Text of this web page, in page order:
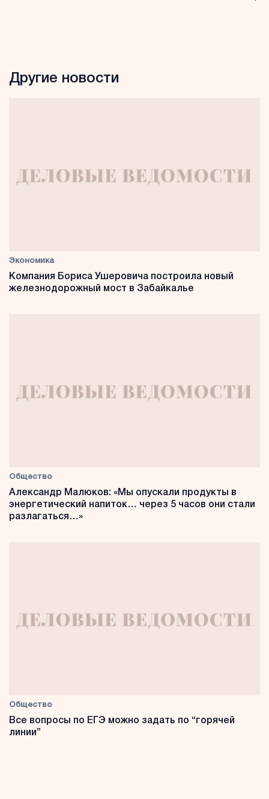
Другие новости
Экономика
Компания Бориса Ушеровича построила новый
железнодорожный мост в Забайкалье
Общество
Александр Малюков: «Мы опускали продукты в
энергетический напиток… через 5 часов они стали
разлагаться…»
Общество
Все вопросы по ЕГЭ можно задать по “горячей
линии”